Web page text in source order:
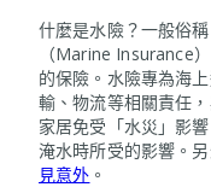
什麼是水險？一般俗
（Marine Insurance
的保險。水險專為海
輸、物流等相關責任
家居免受「水災」影
淹水時所受的影響。另
見意外 。